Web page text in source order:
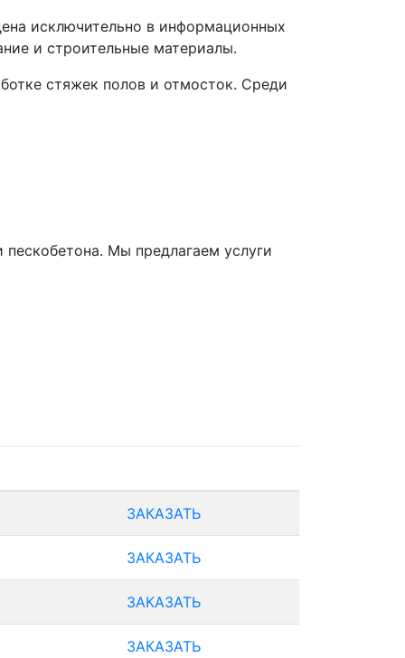
исключительно в информационных
и строительные материалы.
стяжек полов и отмосток. Среди
Мы предлагаем услуги
ЗАКАЗАТЬ
ЗАКАЗАТЬ
ЗАКАЗАТЬ
ЗАКАЗАТЬ